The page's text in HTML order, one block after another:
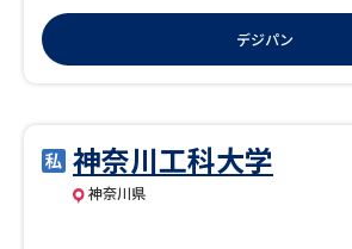
広く全国から優秀な人材を募り、その才能を育成するこ
験の結果、給費生として合格し、入学すると、返還不要
万円給付されます。また、給費生として採用されなかっ
一般入試合格者と同等もしくはそれ以上の学力を有する
デジパン
神奈川工科大学
神奈川県